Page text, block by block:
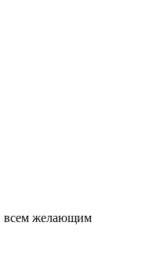
всем желающим